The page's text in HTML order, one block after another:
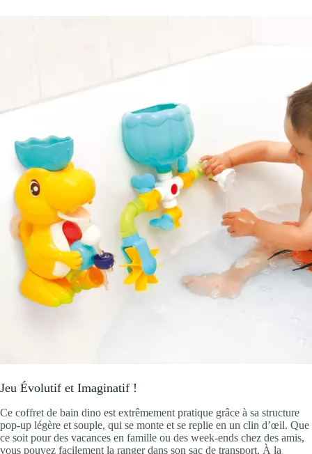
Jeu Évolutif et Imaginatif !
Ce coffret de bain dino est extrêmement pratique grâce à sa structure
pop-up légère et souple, qui se monte et se replie en un clin d’œil. Que
ce soit pour des vacances en famille ou des week-ends chez des amis,
vous pouvez facilement la ranger dans son sac de transport. À la